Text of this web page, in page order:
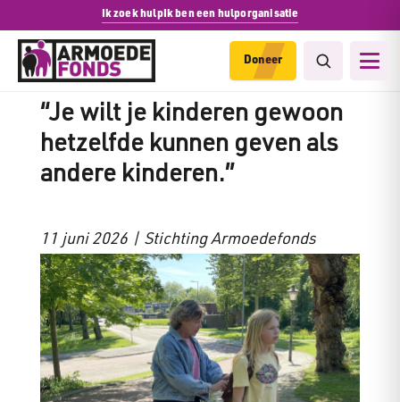
Ik zoek hulpIk ben een hulporganisatie
Doneer
Alleenstaande moeder Bea:
“Je wilt je kinderen gewoon
hetzelfde kunnen geven als
andere kinderen.”
11 juni 2026 | Stichting Armoedefonds